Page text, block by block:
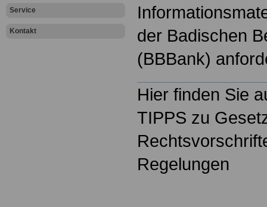
Service
Kontakt
der Badischen
(BBBank)
Hier finden Sie
TIPPS zu
Regelungen